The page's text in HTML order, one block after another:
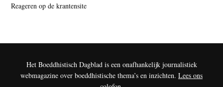
Reageren op de krantensite
Het Boeddhistisch Dagblad is een onafhankelijk journalistiek
webmagazine over boeddhistische thema’s en inzichten. Lees ons